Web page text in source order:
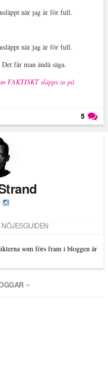
när jag är för full.
när jag är för full.
får man ändå säga.
FAKTISKT släpps in på
5
som förs fram i bloggen är